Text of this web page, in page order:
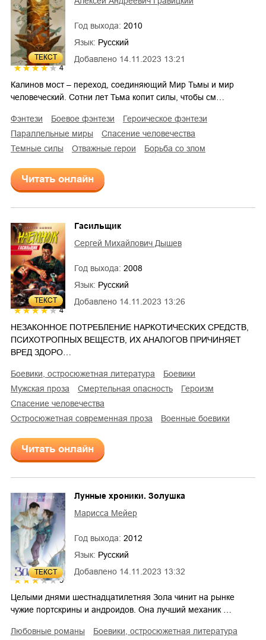
ТЕКСТ
4
Добавлено 14.11.2023 13:21
Год выхода: 2010
Язык: Русский
Калинов мост – переход, соединяющий Мир Тьмы и мир
человеческий. Сотни лет Тьма копит силы, чтобы см…
фэнтези боевое фэнтези
героическое фэнтези
параллельные миры
спасение человечества
темные силы
отважные герои борьба со злом
Читать онлайн
ТЕКСТ
4
Добавлено 14.11.2023 13:26
Гасильщик
Сергей Михайлович Дышев
Год выхода: 2008
Язык: Русский
НЕЗАКОННОЕ ПОТРЕБЛЕНИЕ НАРКОТИЧЕСКИХ СРЕДСТВ,
ПСИХОТРОПНЫХ ВЕЩЕСТВ, ИХ АНАЛОГОВ ПРИЧИНЯЕТ
ВРЕД ЗДОРО…
боевики, остросюжетная литература
боевики
мужская проза
смертельная опасность
героизм
спасение человечества
остросюжетная современная проза
военные боевики
Читать онлайн
ТЕКСТ
3
Добавлено 14.11.2023 13:32
Лунные хроники. Золушка
Марисса Мейер
Год выхода: 2012
Язык: Русский
Целыми днями шестнадцатилетняя Зола чинит на рынке
чужие портскрины и андроидов. Она лучший механик …
любовные романы
боевики, остросюжетная литература